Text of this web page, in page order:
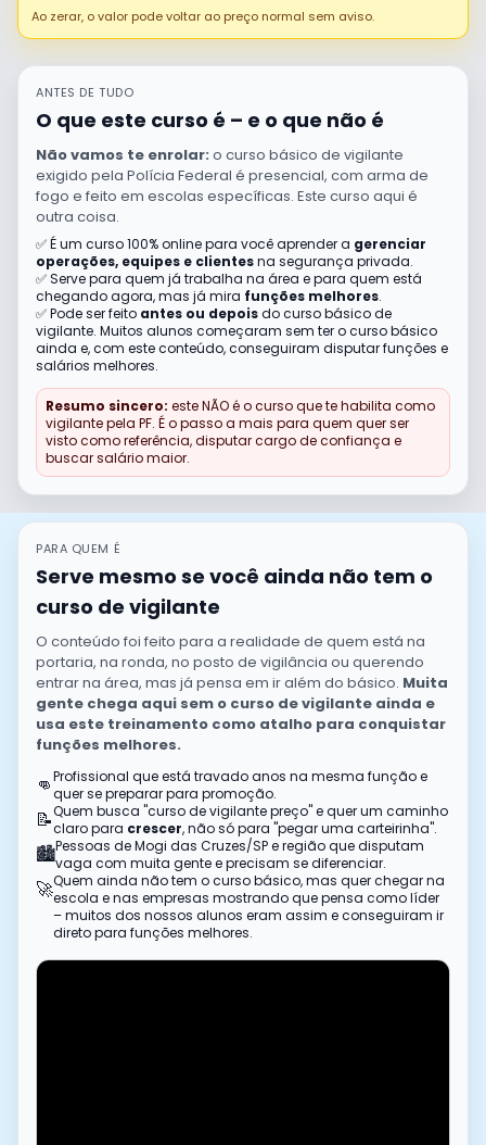
Ao zerar, o valor pode voltar ao preço normal sem aviso.
ANTES DE TUDO
O que este curso é – e o que não é
Não vamos te enrolar: o curso básico de vigilante
exigido pela Polícia Federal é presencial, com arma de
fogo e feito em escolas específicas. Este curso aqui é
outra coisa.
✅ É um curso 100% online para você aprender a gerenciar
operações, equipes e clientesna segurança privada.
✅ Serve para quem já trabalha na área e para quem está
chegando agora, mas já mira funções melhores.
✅ Pode ser feito antes ou depoisdo curso básico de
vigilante. Muitos alunos começaram sem ter o curso básico
ainda e, com este conteúdo, conseguiram disputar funções e
salários melhores.
Resumo sincero: este NÃO é o curso que te habilita como
vigilante pela PF. É o passo a mais para quem quer ser
visto como referência, disputar cargo de confiança e
buscar salário maior.
PARA QUEM É
Serve mesmo se você ainda não tem o
curso de vigilante
O conteúdo foi feito para a realidade de quem está na
portaria, na ronda, no posto de vigilância ou querendo
entrar na área, mas já pensa em ir além do básico. Muita
gente chega aqui sem o curso de vigilante ainda e
usa este treinamento como atalho para conquistar
funções melhores.
👊Profissional que está travado anos na mesma função e
quer se preparar para promoção.
📝Quem busca "curso de vigilante preço" e quer um caminho
claro para crescer, não só para "pegar uma carteirinha".
🏙️Pessoas deMogi das Cruzes/SPe região que disputam
vaga com muita gente e precisam se diferenciar.
🚀Quem ainda não tem o curso básico, mas quer chegar na
escola e nas empresas mostrando que pensa como líder
– muitos dos nossos alunos eram assim e conseguiram ir
direto para funções melhores.